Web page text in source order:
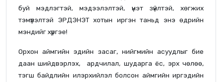
буй мэдлэгтэй, мэдээлэлтэй, үнэт зүйлтэй, хөгжих
тэмүүлэлтэй ЭРДЭНЭТ хотын иргэн таньд энэ өдрийн
мэндийг хүргэе!
Орхон аймгийн эдийн засаг, нийгмийн асуудлыг бие
даан шийдвэрлэх, ардчилал, шударга ёс, эрх чөлөө,
тэгш байдлийн илэрхийлэл болсон аймгийн иргэдийн